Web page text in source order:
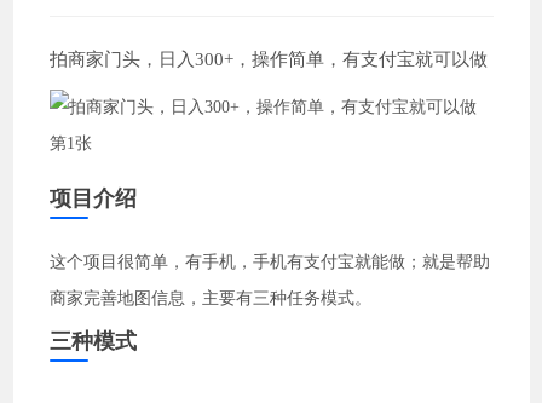
拍商家门头，日入300+，操作简单，有支付宝就可以做
项目介绍
这个项目很简单，有手机，手机有支付宝就能做；就是帮助
商家完善地图信息，主要有三种任务模式。
三种模式